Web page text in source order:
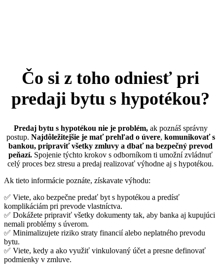
Čo si z toho odniesť pri
predaji bytu s hypotékou?
Predaj bytu s hypotékou nie je problém, ak poznáš správny
postup. Najdôležitejšie je mať prehľad o úvere, komunikovať s
bankou, pripraviť všetky zmluvy a dbať na bezpečný prevod
peňazí. Spojenie týchto krokov s odborníkom ti umožní zvládnuť
celý proces bez stresu a predaj realizovať výhodne aj s hypotékou.
Ak tieto informácie poznáte, získavate výhodu:
✅ Viete, ako bezpečne predať byt s hypotékou a predísť
komplikáciám pri prevode vlastníctva.
✅ Dokážete pripraviť všetky dokumenty tak, aby banka aj kupujúci
nemali problémy s úverom.
✅ Minimalizujete riziko straty financií alebo neplatného prevodu
bytu.
✅ Viete, kedy a ako využiť vinkulovaný účet a presne definovať
podmienky v zmluve.